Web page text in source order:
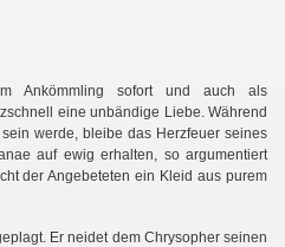
Ankömmling sofort und auch als
eine unbändige Liebe. Während
werde, bleibe das Herzfeuer seines
auf ewig erhalten, so argumentiert
der Angebeteten ein Kleid aus purem
Er neidet dem Chrysopher seinen